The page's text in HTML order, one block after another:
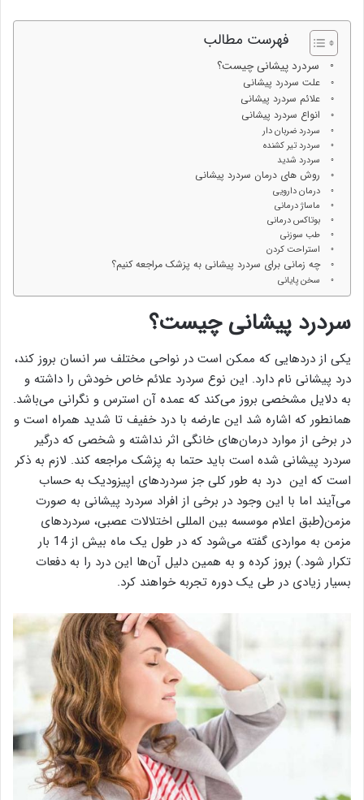
فهرست مطالب
سردرد پیشانی چیست؟
علت سردرد پیشانی
علائم سردرد پیشانی
انواع سردرد پیشانی
سردرد ضربان دار
سردرد تیر کشنده
سردرد شدید
روش های درمان سردرد پیشانی
درمان دارویی
ماساژ درمانی
بوتاکس درمانی
طب سوزنی
استراحت کردن
چه زمانی برای سردرد پیشانی به پزشک مراجعه کنیم؟
سخن پایانی
سردرد پیشانی چیست؟
یکی از درد‌هایی که ممکن است در نواحی مختلف سر انسان بروز کند،
درد پیشانی نام دارد. این نوع سردرد علائم خاص خودش را داشته و
به دلایل مشخصی بروز می‌کند که عمده آن استرس و نگرانی می‌باشد.
همانطور که اشاره شد این عارضه با درد خفیف تا شدید همراه است و
در برخی از موارد درمان‌های خانگی اثر نداشته و شخصی که درگیر
سردرد پیشانی شده‌ است باید حتما به پزشک مراجعه کند. لازم به ذکر
است که این درد به طور کلی جز سردرد‌های اپیزودیک به حساب
می‌آیند اما با این وجود در برخی از افراد سردرد پیشانی به صورت
مزمن(طبق اعلام موسسه بین المللی اختلالات عصبی، سردرد‎های
مزمن به مواردی گفته می‌شود که در طول یک ماه بیش از 14 بار
تکرار شود.) بروز کرده و به همین دلیل آن‌ها این درد را به دفعات
بسیار زیادی در طی یک دوره تجربه خواهند کرد.